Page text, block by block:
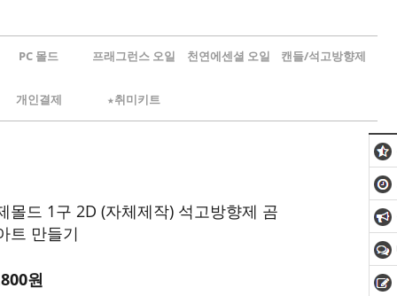
PC 몰드 프래그런스 오일 천연에센셜 오일 캔들/석고방향제
개인결제 ★취미키트
몰드 1구 2D (자체제작) 석고방향제 곰
트 만들기
원